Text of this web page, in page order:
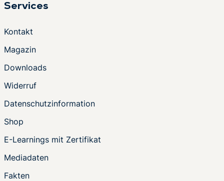
Services
Kontakt
Magazin
Downloads
Widerruf
Datenschutzinformation
Shop
E-Learnings mit Zertifikat
Mediadaten
Fakten